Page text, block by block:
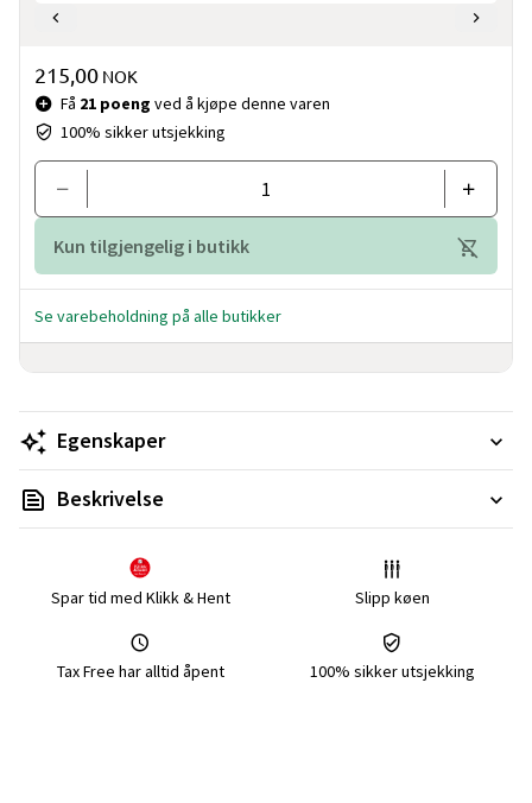
Pris og mengde
Få 21 poeng ved å kjøpe denne varen
100% sikker utsjekking
215,00 NOK
Kun tilgjengelig i butikk
Se varebeholdning på alle butikker
Egenskaper
Beskrivelse
Spar tid med Klikk & Hent Slipp køen
Tax Free har alltid åpent 100% sikker utsjekking